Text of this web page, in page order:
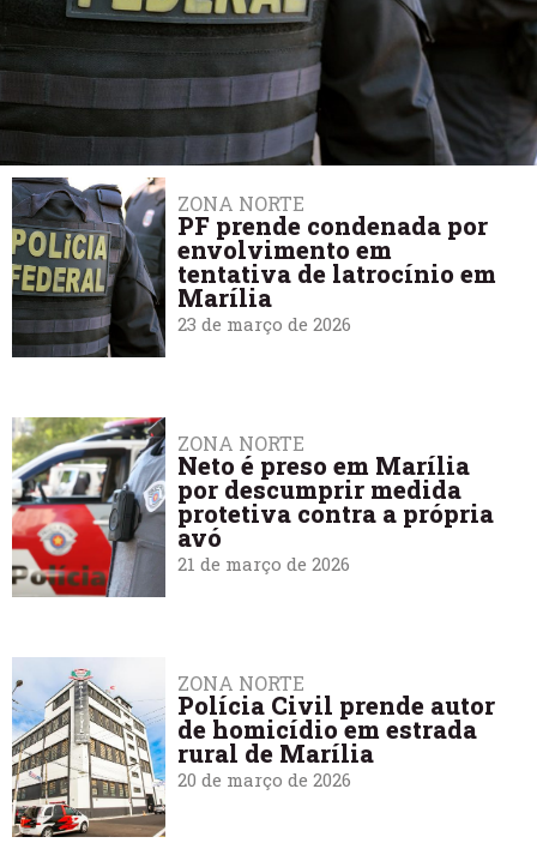
ZONA NORTE
PF prende condenada por
envolvimento em
tentativa de latrocínio em
Marília
23 de março de 2026
ZONA NORTE
Neto é preso em Marília
por descumprir medida
protetiva contra a própria
avó
21 de março de 2026
ZONA NORTE
Polícia Civil prende autor
de homicídio em estrada
rural de Marília
20 de março de 2026